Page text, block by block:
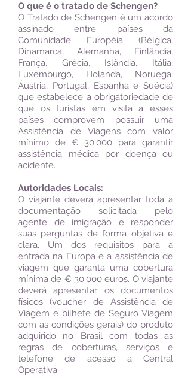
O que é o tratado de Schengen?
O Tratado de Schengen é um acordo
assinado entre países da
Comunidade Européia (Bélgica,
Dinamarca, Alemanha, Finlândia,
França, Grécia, Islândia, Itália,
Luxemburgo, Holanda, Noruega,
Áustria, Portugal, Espanha e Suécia)
que estabelece a obrigatoriedade de
que os turistas em visita a esses
países comprovem possuir uma
Assistência de Viagens com valor
mínimo de € 30.000 para garantir
assistência médica por doença ou
acidente.
Autoridades Locais:
O viajante deverá apresentar toda a
documentação solicitada pelo
agente de imigração e responder
suas perguntas de forma objetiva e
clara. Um dos requisitos para a
entrada na Europa é a assistência de
viagem que garanta uma cobertura
mínima de € 30.000 euros. O viajante
deverá apresentar os documentos
físicos (voucher de Assistência de
Viagem e bilhete de Seguro Viagem
com as condições gerais) do produto
adquirido no Brasil com todas as
regras de coberturas, serviços e
telefone de acesso a Central
Operativa.